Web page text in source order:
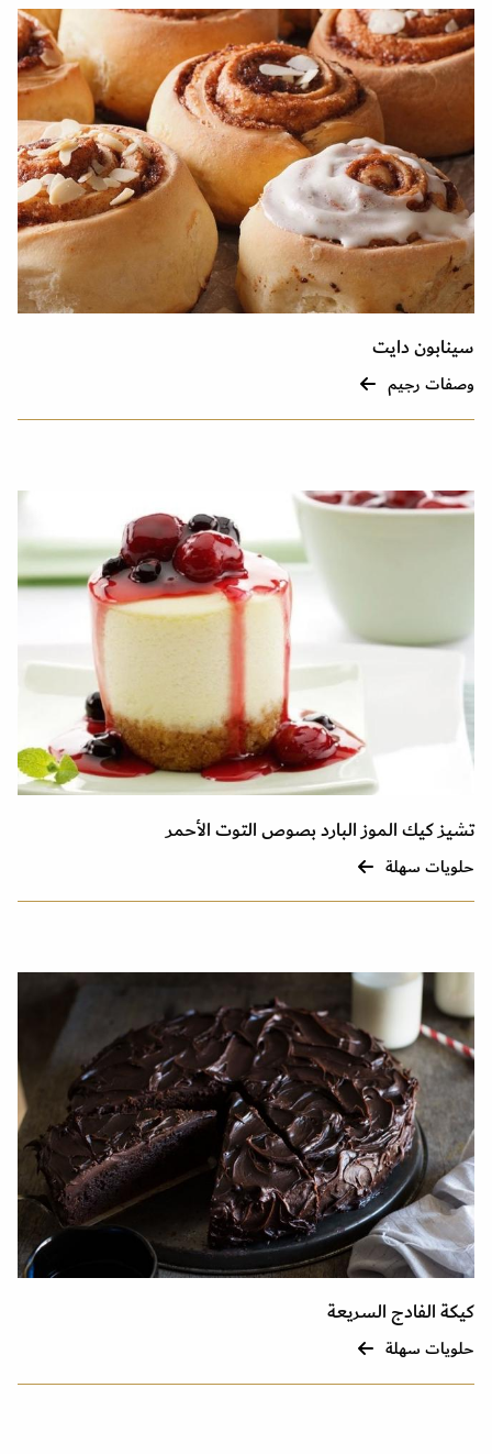
سينابون دايت
وصفات رجيم
تشيز كيك الموز البارد بصوص التوت الأحمر
حلويات سهلة
كيكة الفادج السريعة
حلويات سهلة